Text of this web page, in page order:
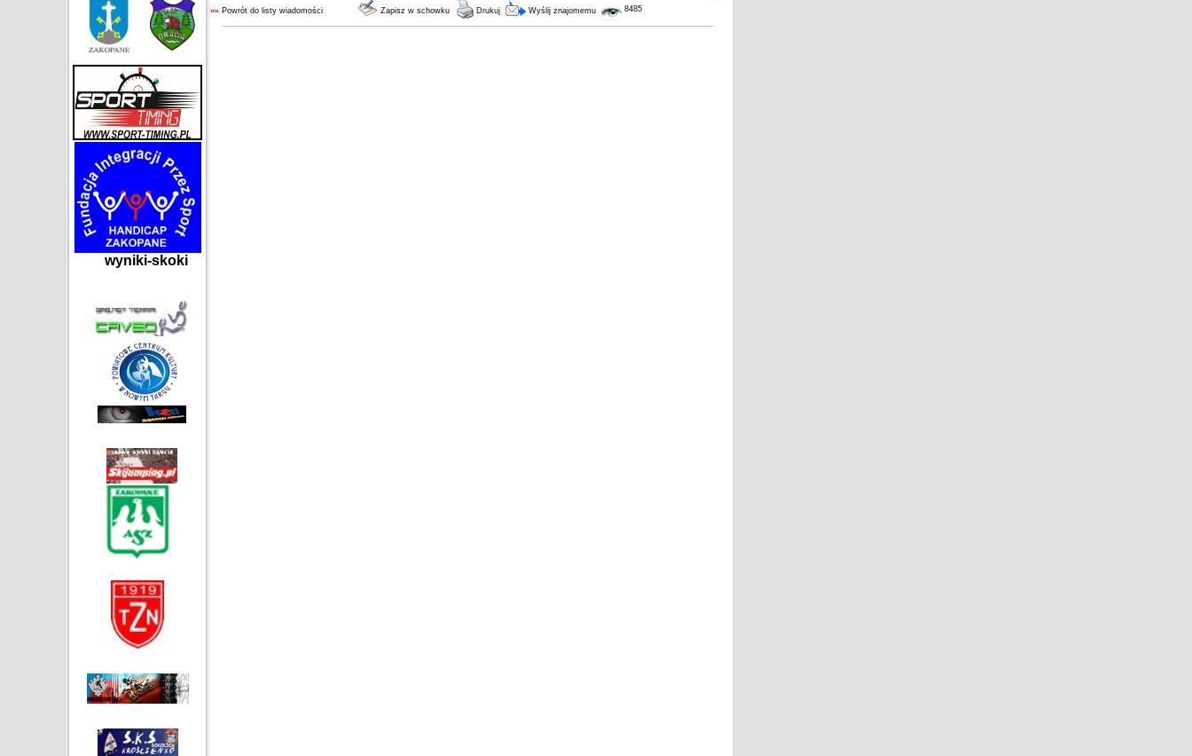
wyniki-skoki
«« Powrót do listy wiadomości Zapisz w schowku Drukuj Wyślij znajomemu 8485